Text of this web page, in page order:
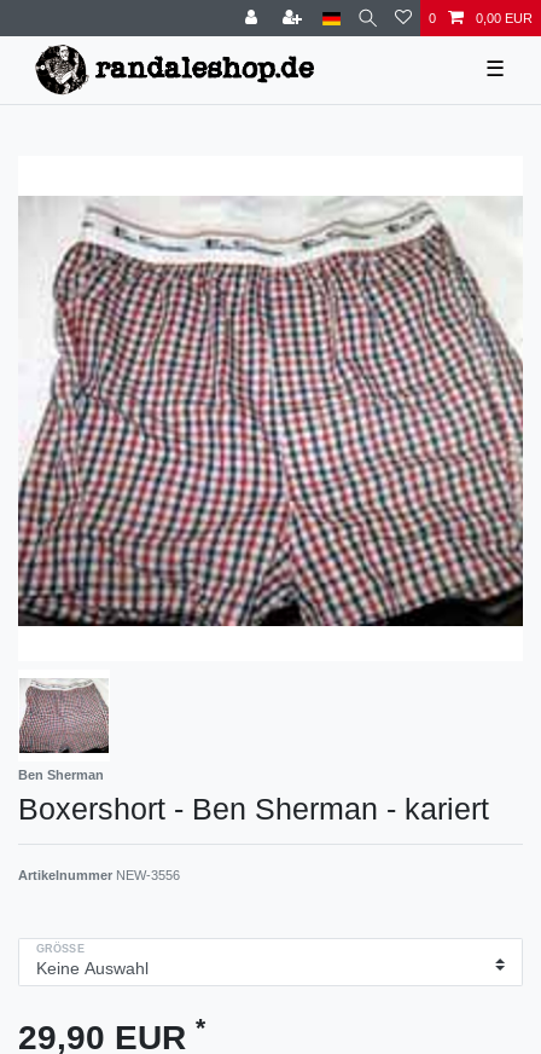
0 0,00 EUR
☰
Ben Sherman
Boxershort - Ben Sherman - kariert
Artikelnummer NEW-3556
GRÖSSE
29,90 EUR *